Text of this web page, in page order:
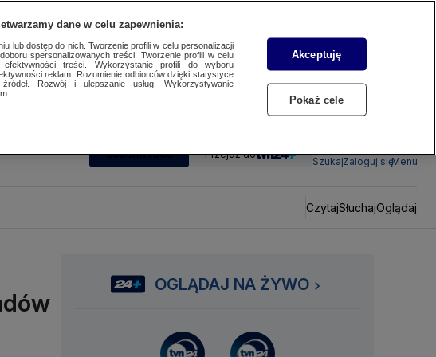
SUBSKRYBUJ Przejdź do
SzukajZaloguj sięMenu
CzytajSłuchajOglądaj
OGLĄDAJ NA ŻYWO
dane w celu zapewnienia:
lub dostęp do nich. Tworzenie profili w celu personalizacji
spersonalizowanych treści. Tworzenie profili w celu
efektywności treści. Wykorzystanie profili do wyboru
reklam. Rozumienie odbiorców dzięki statystyce
Rozwój i ulepszanie usług. Wykorzystywanie
Akceptuję
Pokaż cele